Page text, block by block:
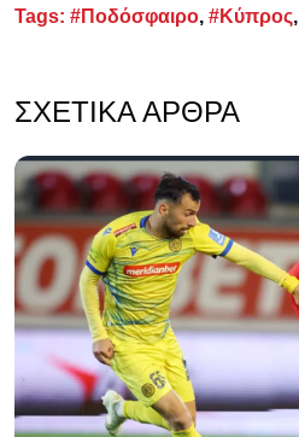
Tags: #Ποδόσφαιρο, #Κύπρος,
ΣΧΕΤΙΚΆ ΆΡΘΡΑ